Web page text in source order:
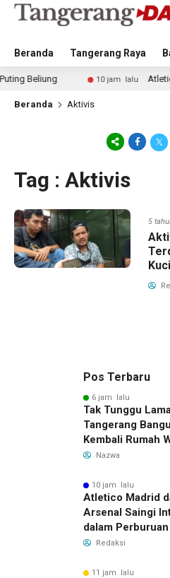
Beranda Tangerang Raya
Beliung 10 jam lalu Atletico
Beranda Aktivis
Tag : Aktivis
5
Pos Terbaru
6 jam lalu
Tak Tunggu
Tangerang
Kembali Rumah
yang Roboh
Nazwa
10 jam lalu
Atletico Madrid
Arsenal Saingi
dalam
Romero, Transfer
Redaksi
11 jam lalu